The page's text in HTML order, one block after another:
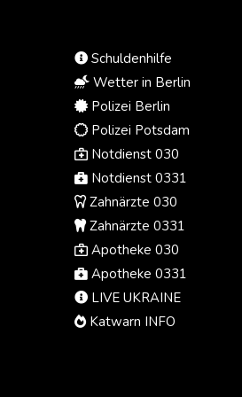
Verband CONMEBOL äußerte sich
erstmals seit Bekanntwerden der
Privatisierungspläne kritisch über
das Gebaren des FIFA-Präsidenten.
Schuldenhilfe
Wetter in Berlin
Polizei Berlin
Polizei Potsdam
Notdienst 030
Notdienst 0331
Zahnärzte 030
Zahnärzte 0331
Apotheke 030
Apotheke 0331
LIVE UKRAINE
Katwarn INFO